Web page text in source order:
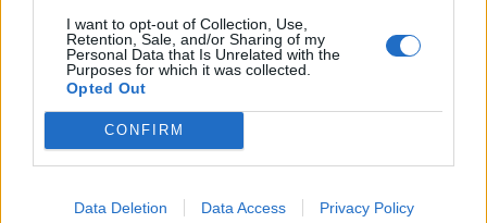
I want to opt-out of Collection, Use,
Retention, Sale, and/or Sharing of my
Personal Data that Is Unrelated with the
Purposes for which it was collected.
Opted Out
CONFIRM
Data Deletion Data Access Privacy Policy